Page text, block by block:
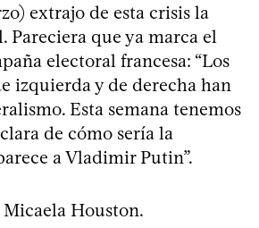
extrajo de esta crisis la
Pareciera que ya marca el
electoral francesa: “Los
izquierda y de derecha han
Esta semana tenemos
de cómo sería la
a Vladimir Putin”.
Houston.